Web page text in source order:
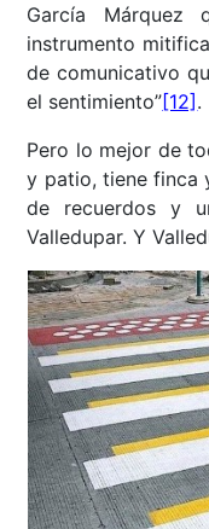
García
instrumento
de comunicativo
el sentimiento”[12] .
Pero lo mejor de
y patio, tiene finca
de recuerdos y
Valledupar. Y